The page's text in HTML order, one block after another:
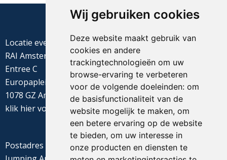
Wij gebruiken cookies
Deze website maakt gebruik van
cookies en andere
trackingtechnologieën om uw
browse-ervaring te verbeteren
voor de volgende doeleinden: om
de basisfunctionaliteit van de
website mogelijk te maken, om
een betere ervaring op de website
te bieden, om uw interesse in
onze producten en diensten te
Locatie evenement
RAI Amsterdam
Entree C
Europaplein 22
1078 GZ Amsterdam
klik hiervoor de routebeschrijving
Postadres